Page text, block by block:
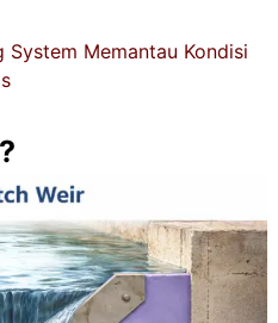
System Memantau Kondisi